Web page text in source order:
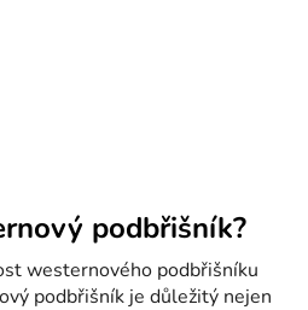
podbřišník?
westernového podbřišníku
podbřišník je důležitý nejen